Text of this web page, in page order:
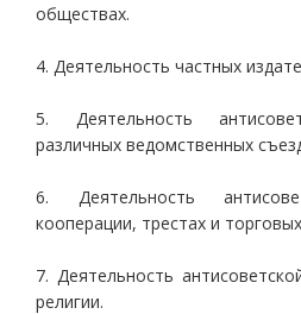
обществах.
4. Деятельность частных
5. Деятельность
различных ведомственных
6. Деятельность
кооперации, трестах и
7. Деятельность
религии.